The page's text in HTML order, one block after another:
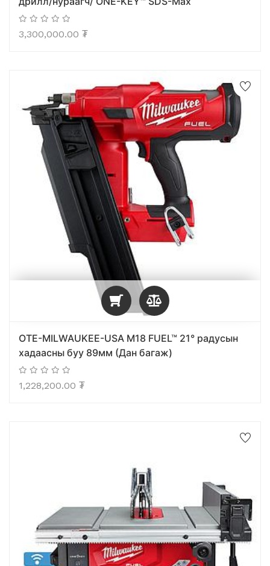
3,300,000.00 ₮
OTE-MILWAUKEE-USA M18 FUEL™ 21° радусын
хадаасны буу 89мм (Дан багаж)
1,228,200.00 ₮